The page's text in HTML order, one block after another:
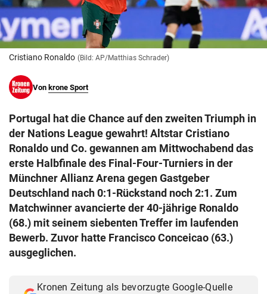
© Krone Multimedia GmbH & Co KG 2026
Muthgasse 2, 1190 Wien
Cristiano Ronaldo (Bild: AP/Matthias Schrader)
Von krone Sport
Portugal hat die Chance auf den zweiten Triumph in
der Nations League gewahrt! Altstar Cristiano
Ronaldo und Co. gewannen am Mittwochabend das
erste Halbfinale des Final-Four-Turniers in der
Münchner Allianz Arena gegen Gastgeber
Deutschland nach 0:1-Rückstand noch 2:1. Zum
Matchwinner avancierte der 40-jährige Ronaldo
(68.) mit seinem siebenten Treffer im laufenden
Bewerb. Zuvor hatte Francisco Conceicao (63.)
ausgeglichen.
Kronen Zeitung als bevorzugte Google-Quelle